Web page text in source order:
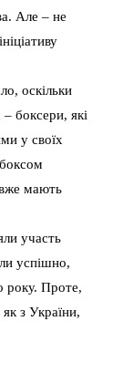
Але – не
оскільки
боксери, які
у своїх
мають
участь
успішно,
року. Проте,
з України,